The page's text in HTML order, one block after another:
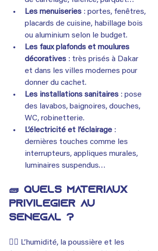
Les menuiseries : portes, fenêtres,
placards de cuisine, habillage bois
ou aluminium selon le budget.
Les faux plafonds et moulures
décoratives : très prisés à Dakar
et dans les villes modernes pour
donner du cachet.
Les installations sanitaires : pose
des lavabos, baignoires, douches,
WC, robinetterie.
L’électricité et l’éclairage :
dernières touches comme les
interrupteurs, appliques murales,
luminaires suspendus…
🧱 Quels matériaux
privilégier au
Sénégal ?
👉🏿 L’humidité, la poussière et les